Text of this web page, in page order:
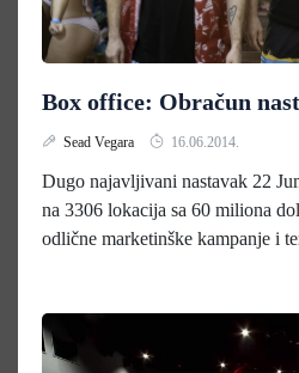
Box office: Obračun
Sead Vegara 16.06.2014.
Dugo najavljivani nastavak 22
na 3306 lokacija sa 60 miliona
odlične marketinške kampanje i